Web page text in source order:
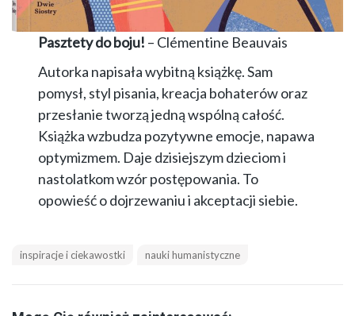
Pasztety do boju! – Clémentine Beauvais
Autorka napisała wybitną książkę. Sam
pomysł, styl pisania, kreacja bohaterów oraz
przesłanie tworzą jedną wspólną całość.
Książka wzbudza pozytywne emocje, napawa
optymizmem. Daje dzisiejszym dzieciom i
nastolatkom wzór postępowania. To
opowieść o dojrzewaniu i akceptacji siebie.
inspiracje i ciekawostki nauki humanistyczne